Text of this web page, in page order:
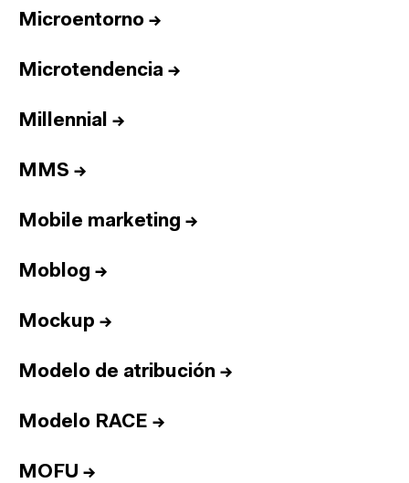
Microentorno →
Microtendencia →
Millennial →
MMS →
Mobile marketing →
Moblog →
Mockup →
Modelo de atribución →
Modelo RACE →
MOFU →
Inicio
Informes
Sesiones
Premios
Contacto